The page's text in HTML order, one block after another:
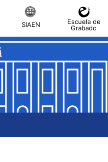
SIAEN
Escuela de
Grabado